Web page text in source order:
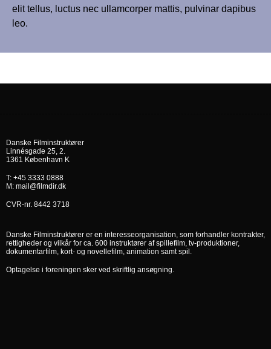
elit tellus, luctus nec ullamcorper mattis, pulvinar dapibus
leo.
Danske Filminstruktører
Linnésgade 25, 2.
1361 København K
T: +45 3333 0888
M: mail@filmdir.dk
CVR-nr. 8442 3718
Danske Filminstruktører er en interesseorganisation, som forhandler kontrakter,
rettigheder og vilkår for ca. 600 instruktører af spillefilm, tv-produktioner,
dokumentarfilm, kort- og novellefilm, animation samt spil.
Optagelse i foreningen sker ved skriftlig ansøgning.